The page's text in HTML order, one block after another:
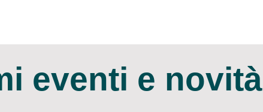
eventi e novità